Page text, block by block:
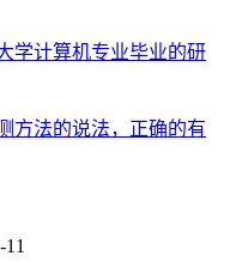
学计算机专业毕业的研
方法的说法，正确的有
11